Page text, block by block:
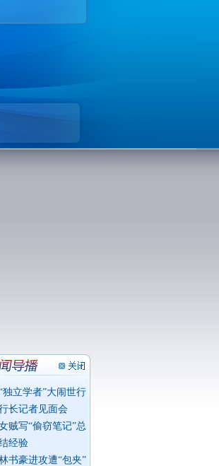
独立学者”大闹世行
长记者见面会
贼写“偷窃笔记”总
经验
书豪进攻遭“包夹”